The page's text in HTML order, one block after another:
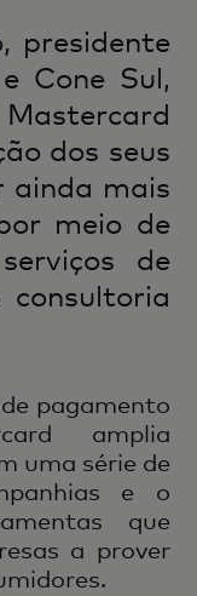
presidente
Cone Sul,
dos seus
ainda mais
meio de
de
pagamento
amplia
uma série de
e o
que
a prover